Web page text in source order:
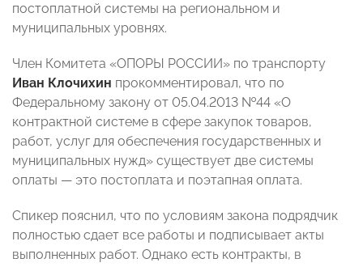
постоплатной системы на региональном и
муниципальных уровнях.
Член Комитета «ОПОРЫ РОССИИ» по транспорту
Иван Клочихин прокомментировал, что по
Федеральному закону от 05.04.2013 №44 «О
контрактной системе в сфере закупок товаров,
работ, услуг для обеспечения государственных и
муниципальных нужд» существует две системы
оплаты — это постоплата и поэтапная оплата.
Спикер пояснил, что по условиям закона подрядчик
полностью сдает все работы и подписывает акты
выполненных работ. Однако есть контракты, в